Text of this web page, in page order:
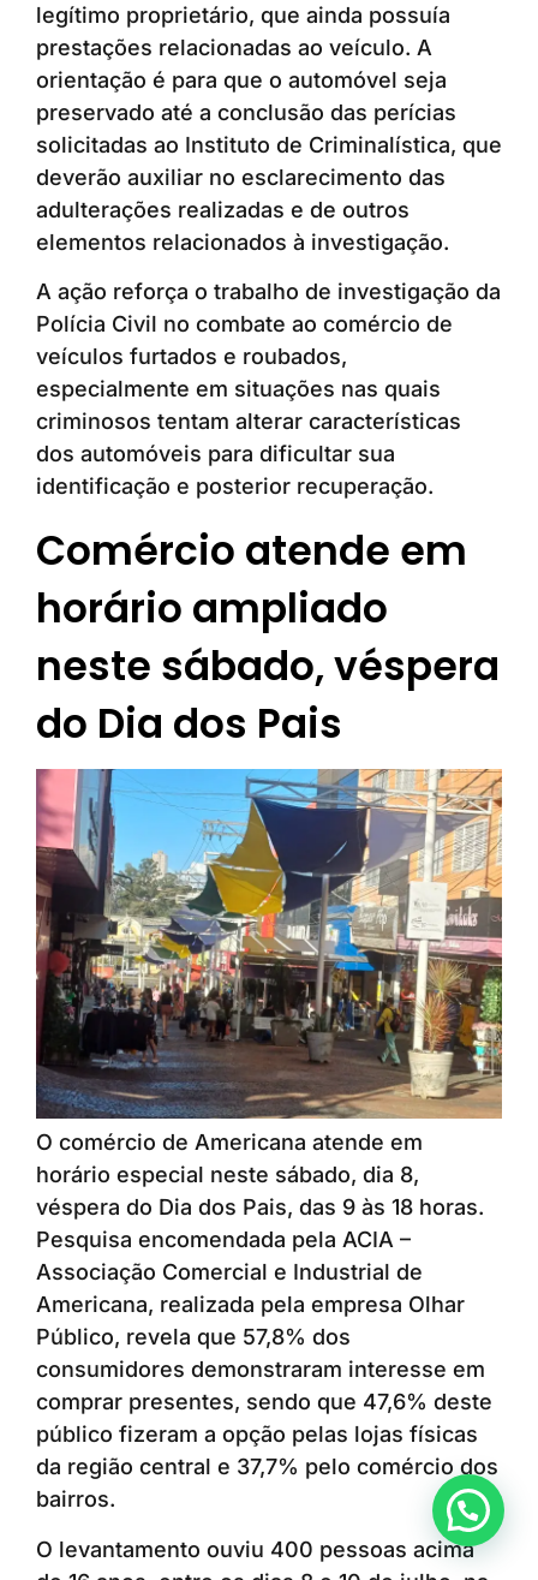
legítimo proprietário, que ainda possuía
prestações relacionadas ao veículo. A
orientação é para que o automóvel seja
preservado até a conclusão das perícias
solicitadas ao Instituto de Criminalística, que
deverão auxiliar no esclarecimento das
adulterações realizadas e de outros
elementos relacionados à investigação.
A ação reforça o trabalho de investigação da
Polícia Civil no combate ao comércio de
veículos furtados e roubados,
especialmente em situações nas quais
criminosos tentam alterar características
dos automóveis para dificultar sua
identificação e posterior recuperação.
Comércio atende em
horário ampliado
neste sábado, véspera
do Dia dos Pais
O comércio de Americana atende em
horário especial neste sábado, dia 8,
véspera do Dia dos Pais, das 9 às 18 horas.
Pesquisa encomendada pela ACIA –
Associação Comercial e Industrial de
Americana, realizada pela empresa Olhar
Público, revela que 57,8% dos
consumidores demonstraram interesse em
comprar presentes, sendo que 47,6% deste
público fizeram a opção pelas lojas físicas
da região central e 37,7% pelo comércio dos
bairros.
O levantamento ouviu 400 pessoas acima
Anunciar ou recomendar matéria